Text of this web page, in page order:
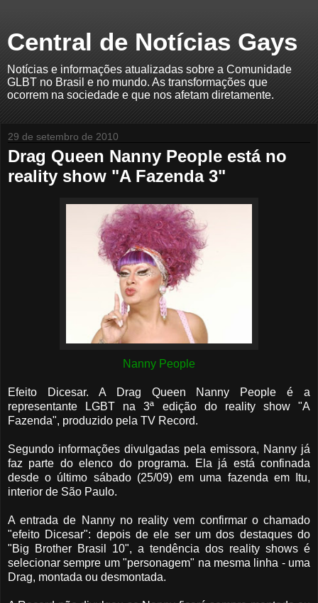
Central de Notícias Gays
Notícias e informações atualizadas sobre a Comunidade
GLBT no Brasil e no mundo. As transformações que
ocorrem na sociedade e que nos afetam diretamente.
29 de setembro de 2010
Drag Queen Nanny People está no
reality show "A Fazenda 3"
Nanny People
Efeito Dicesar. A Drag Queen Nanny People é a
representante LGBT na 3ª edição do reality show "A
Fazenda", produzido pela TV Record.
Segundo informações divulgadas pela emissora, Nanny já
faz parte do elenco do programa. Ela já está confinada
desde o último sábado (25/09) em uma fazenda em Itu,
interior de São Paulo.
A entrada de Nanny no reality vem confirmar o chamado
"efeito Dicesar": depois de ele ser um dos destaques do
"Big Brother Brasil 10", a tendência dos reality shows é
selecionar sempre um "personagem" na mesma linha - uma
Drag, montada ou desmontada.